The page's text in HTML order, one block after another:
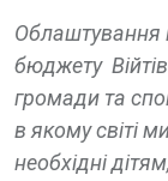
Облаштування
бюджету
громади та
в якому світі
необхідні